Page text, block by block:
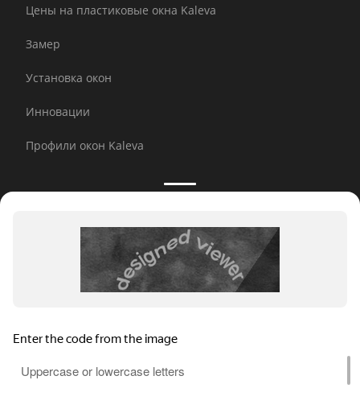
Цены на пластиковые окна Kaleva
Замер
Установка окон
Инновации
Профили окон Kaleva
Принимаем к оплате:
E-mail рассылка